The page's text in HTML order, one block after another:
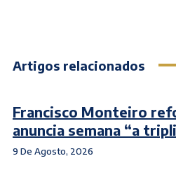
Artigos relacionados
Francisco Monteiro
anuncia semana “a
9 De Agosto, 2026